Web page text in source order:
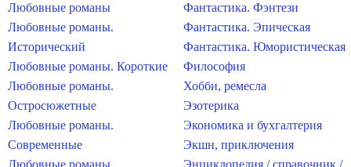
Любовные романы
Любовные романы.
Исторический
Любовные романы. Короткие
Любовные романы.
Остросюжетные
Любовные романы.
Современные
Любовные романы.
Фантастика. Фэнтези
Фантастика. Эпическая
Фантастика. Юмористическая
Философия
Хобби, ремесла
Эзотерика
Экономика и бухгалтерия
Экшн, приключения
Энциклопедия / справочник /